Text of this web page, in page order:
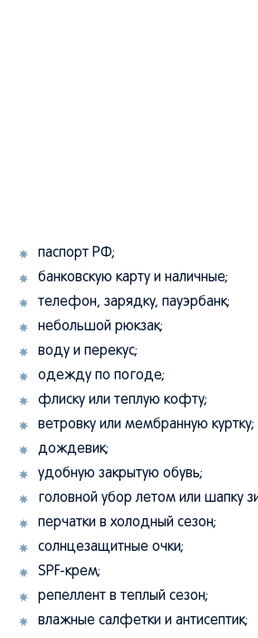
паспорт РФ;
банковскую карту и наличные;
телефон, зарядку, пауэрбанк;
небольшой рюкзак;
воду и перекус;
одежду по погоде;
флиску или теплую кофту;
ветровку или мембранную куртку;
дождевик;
удобную закрытую обувь;
головной убор летом или шапку
перчатки в холодный сезон;
солнцезащитные очки;
SPF-крем;
репеллент в теплый сезон;
влажные салфетки и антисептик;